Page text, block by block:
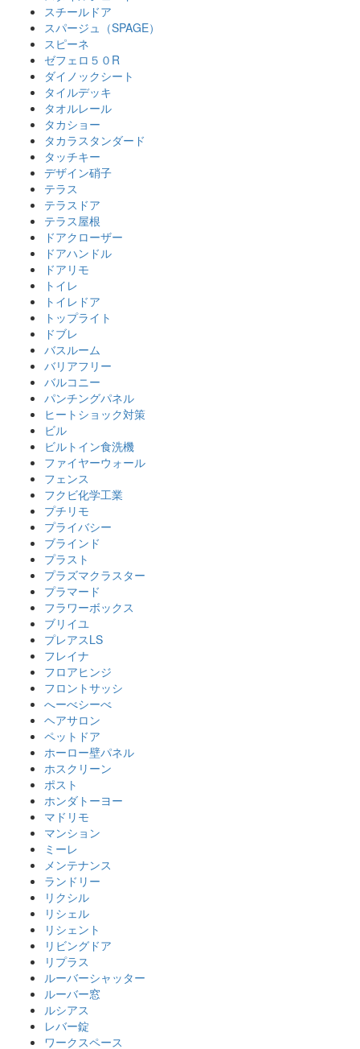
スチールドア
スパージュ（SPAGE）
スピーネ
ゼフェロ５０R
ダイノックシート
タイルデッキ
タオルレール
タカショー
タカラスタンダード
タッチキー
デザイン硝子
テラス
テラスドア
テラス屋根
ドアクローザー
ドアハンドル
ドアリモ
トイレ
トイレドア
トップライト
ドブレ
バスルーム
バリアフリー
バルコニー
パンチングパネル
ヒートショック対策
ビル
ビルトイン食洗機
ファイヤーウォール
フェンス
フクビ化学工業
プチリモ
プライバシー
ブラインド
プラスト
プラズマクラスター
プラマード
フラワーボックス
ブリイユ
プレアスLS
フレイナ
フロアヒンジ
フロントサッシ
へーべシーべ
ヘアサロン
ペットドア
ホーロー壁パネル
ホスクリーン
ポスト
ホンダトーヨー
マドリモ
マンション
ミーレ
メンテナンス
ランドリー
リクシル
リシェル
リシェント
リビングドア
リプラス
ルーバーシャッター
ルーバー窓
ルシアス
レバー錠
ワークスペース